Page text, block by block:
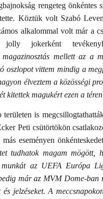
rengeteg önkéntes
Köztük volt Szabó
alkalommal volt már a
jolly jokerként
mellett az a
oszlopot vittem mindig a
élveztem a közösségi
kitettek magukért ezen a
is
Peti csütörtökön
eseményen
tudhatok magam mögött,
az UEFA Európa
már az MVM Dome-ban
jelzéseket. A